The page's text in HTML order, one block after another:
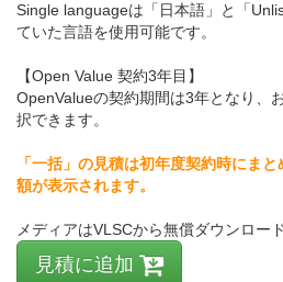
Single languageは「日本語」と「
ていた言語を使用可能です。
【Open Value 契約3年目】
OpenValueの契約期間は3年となり、
択できます。
「一括」の見積は初年度契約時にま
額が表示されます。
メディアはVLSCから無償ダウンロー
見積に追加